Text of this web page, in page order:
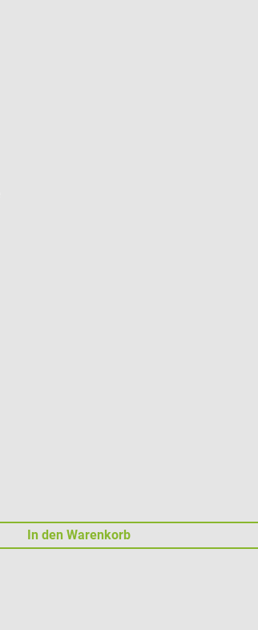
In den Warenkorb